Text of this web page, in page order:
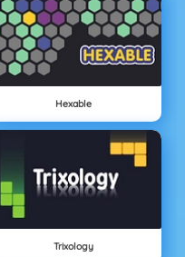
Hexable
Trixology